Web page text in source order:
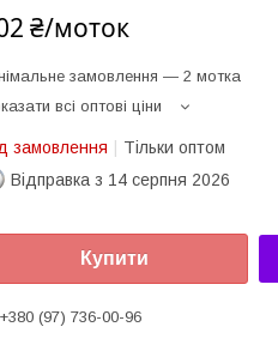
₴/моток
замовлення — 2 мотка
всі оптові ціни
замовлення
Тільки оптом
Відправка з 14 серпня 2026
Купити
+380 (97) 736-00-96